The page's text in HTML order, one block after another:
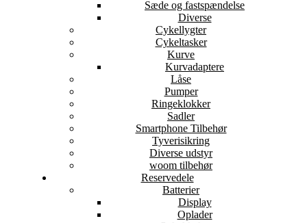
Sæde og fastspændelse
Diverse
Cykellygter
Cykeltasker
Kurve
Kurvadaptere
Låse
Pumper
Ringeklokker
Sadler
Smartphone Tilbehør
Tyverisikring
Diverse udstyr
woom tilbehør
Reservedele
Batterier
Display
Oplader